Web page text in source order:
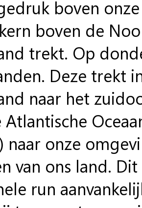
boven
boven de
trekt. Op
Deze trekt
naar het
naar onze
van ons land.
run